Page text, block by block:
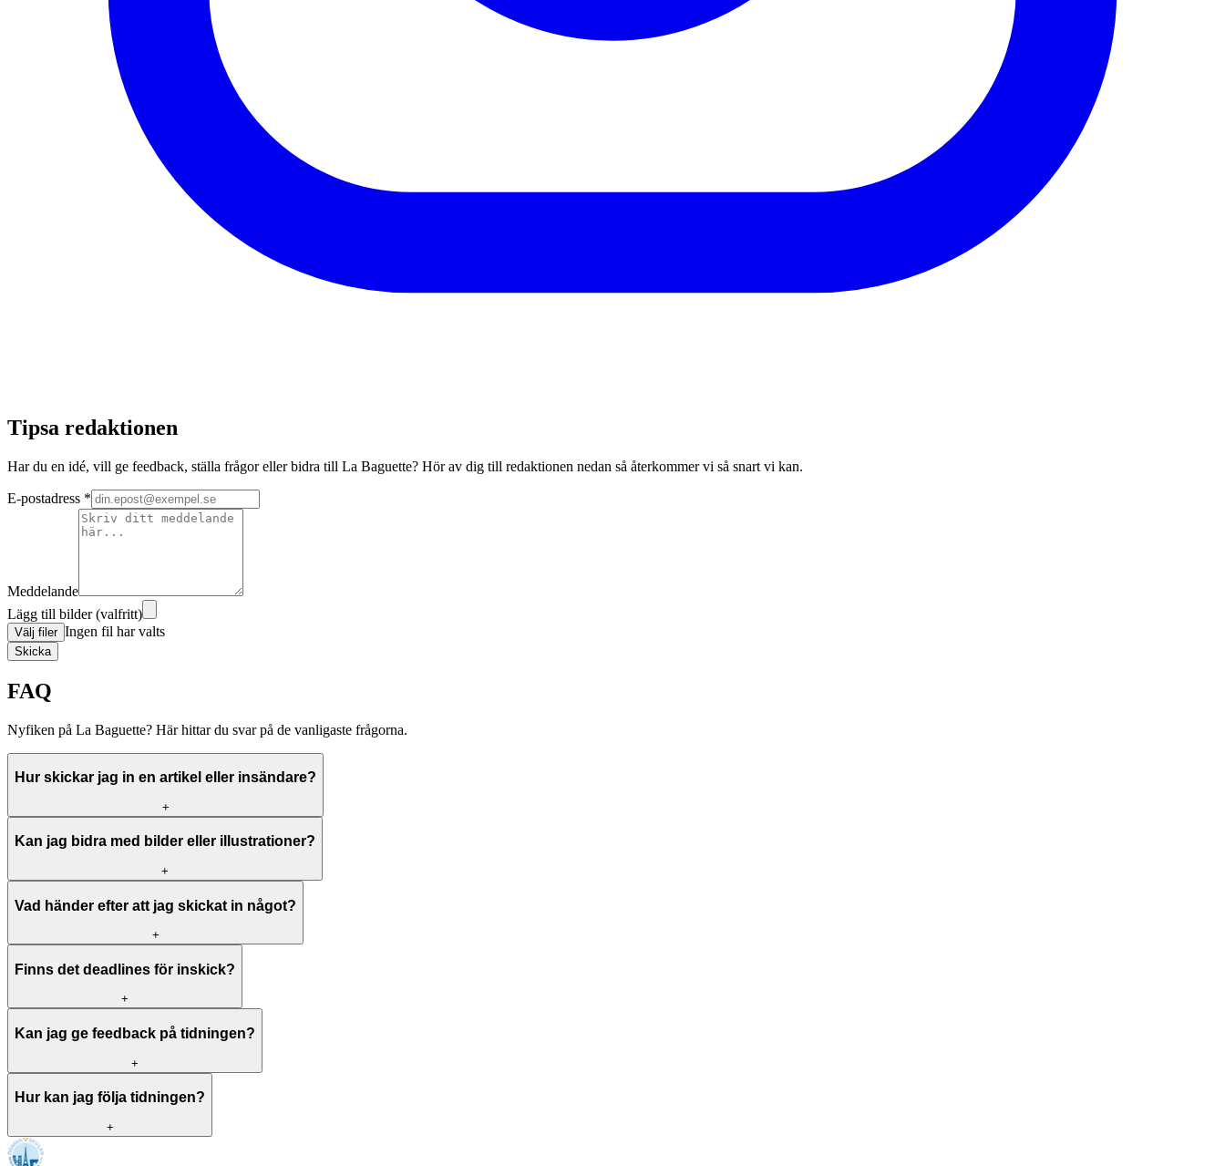
Tipsa redaktionen
Har du en idé, vill ge feedback, ställa frågor eller bidra till La Baguette? Hör av dig till redaktionen nedan så återkommer vi så snart vi kan.
E-postadress *
Meddelande
Lägg till bilder (valfritt)
Välj filer Ingen fil har valts
Skicka
FAQ
Nyfiken på La Baguette? Här hittar du svar på de vanligaste frågorna.
Hur skickar jag in en artikel eller insändare?
+
Kan jag bidra med bilder eller illustrationer?
+
Vad händer efter att jag skickat in något?
+
Finns det deadlines för inskick?
+
Kan jag ge feedback på tidningen?
+
Hur kan jag följa tidningen?
+